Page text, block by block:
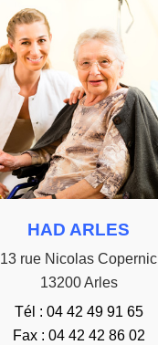
HAD ARLES
13 rue Nicolas Copernic
13200 Arles
Tél : 04 42 49 91 65
Fax : 04 42 42 86 02